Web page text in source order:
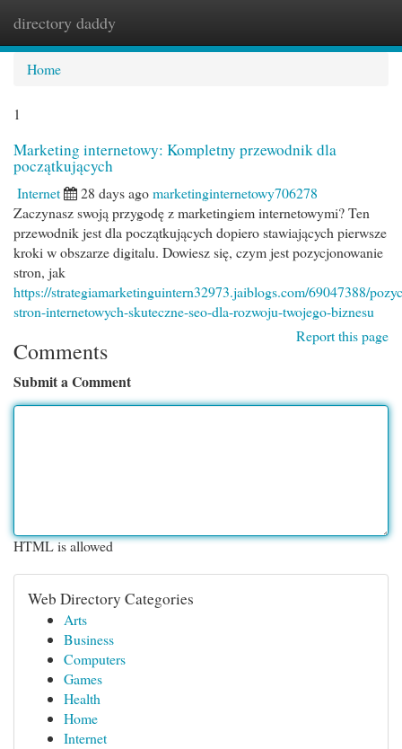
directory daddy
Home
1
Marketing internetowy: Kompletny przewodnik dla
początkujących
Internet 28 days agomarketinginternetowy706278
Zaczynasz swoją przygodę z marketingiem internetowymi? Ten
przewodnik jest dla początkujących dopiero stawiających pierwsze
kroki w obszarze digitalu. Dowiesz się, czym jest pozycjonowanie
stron, jak
https://strategiamarketinguintern32973.jaiblogs.com/69047388/
stron-internetowych-skuteczne-seo-dla-rozwoju-twojego-biznesu
Report this page
Comments
Submit a Comment
HTML is allowed
Web Directory Categories
Arts
Business
Computers
Games
Health
Home
Internet